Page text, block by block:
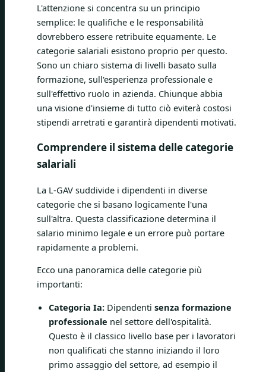
L'attenzione si concentra su un principio
semplice: le qualifiche e le responsabilità
dovrebbero essere retribuite equamente. Le
categorie salariali esistono proprio per questo.
Sono un chiaro sistema di livelli basato sulla
formazione, sull'esperienza professionale e
sull'effettivo ruolo in azienda. Chiunque abbia
una visione d'insieme di tutto ciò eviterà costosi
stipendi arretrati e garantirà dipendenti motivati.
Comprendere il sistema delle categorie
salariali
La L-GAV suddivide i dipendenti in diverse
categorie che si basano logicamente l'una
sull'altra. Questa classificazione determina il
salario minimo legale e un errore può portare
rapidamente a problemi.
Ecco una panoramica delle categorie più
importanti:
Categoria Ia: Dipendenti senza formazione
professionale nel settore dell'ospitalità.
Questo è il classico livello base per i lavoratori
non qualificati che stanno iniziando il loro
primo assaggio del settore, ad esempio il